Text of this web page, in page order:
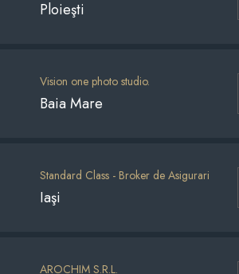
Ploieşti
Vision one photo studio.
Baia Mare
Standard Class - Broker de Asigurari
Iaşi
AROCHIM S.R.L.